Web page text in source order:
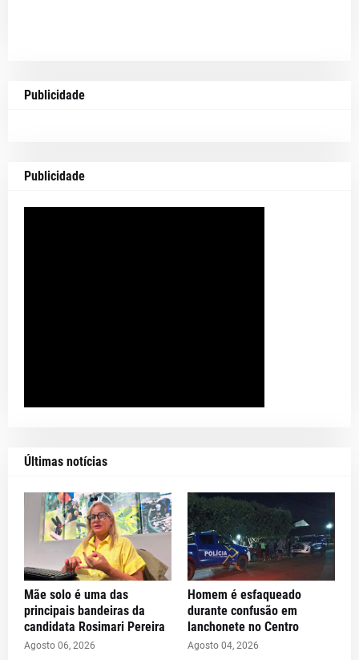
Publicidade
Publicidade
Últimas notícias
Mãe solo é uma das
principais bandeiras da
candidata Rosimari Pereira
Agosto 06, 2026
Homem é esfaqueado
durante confusão em
lanchonete no Centro
Agosto 04, 2026